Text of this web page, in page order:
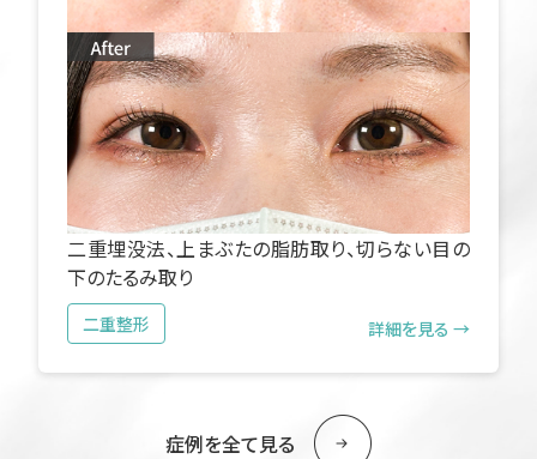
二重埋没法、上まぶたの脂肪取り、切らない目の
下のたるみ取り
二重整形 詳細を見る →
症例を全て見る